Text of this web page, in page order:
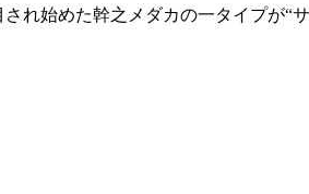
れ始めた幹之メダカの一タイプが